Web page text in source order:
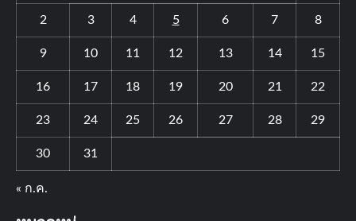
2 3 4 5 6 7 8
9 10 11 12 13 14 15
16 17 18 19 20 21 22
23 24 25 26 27 28 29
30 31
« ก.ค.